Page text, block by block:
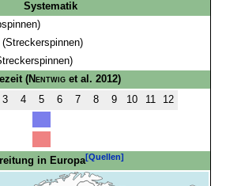
Systematik
(Nentwiget al. 2012)
3 4 5 6 7 8 9 10 11
12
in Europa[Quellen]